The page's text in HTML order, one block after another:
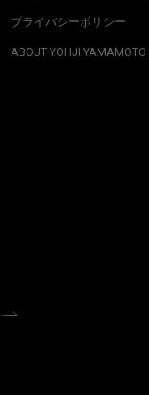
プライバシーポリシー
ABOUT YOHJI YAMAMOTO